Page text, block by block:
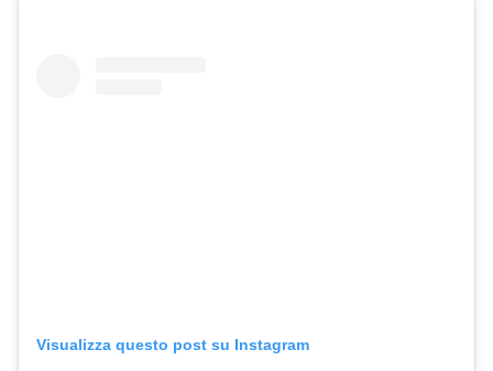
Visualizza questo post su Instagram